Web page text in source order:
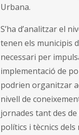
Urbana.
S’ha d’analitzar el
tenen els municipis
necessari per
implementació de
podrien organitzar
nivell de
jornades tant des de
polítics i tècnics dels